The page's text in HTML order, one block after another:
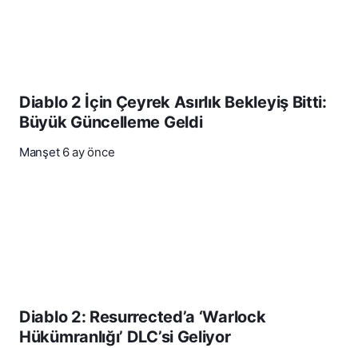
Diablo 2 İçin Çeyrek Asırlık Bekleyiş Bitti:
Büyük Güncelleme Geldi
Manşet 6 ay önce
Diablo 2: Resurrected’a ‘Warlock
Hükümranlığı’ DLC’si Geliyor